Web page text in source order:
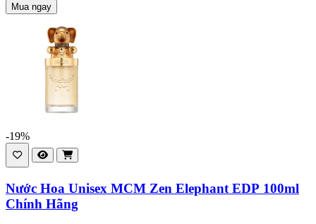
Mua ngay
-19%
Nước Hoa Unisex MCM Zen Elephant EDP 100ml
Chính Hãng